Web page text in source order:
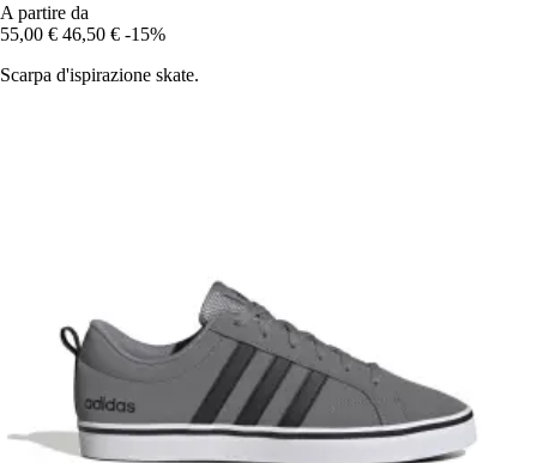
A partire da
55,00 € 46,50 € -15%
Scarpa d'ispirazione skate.